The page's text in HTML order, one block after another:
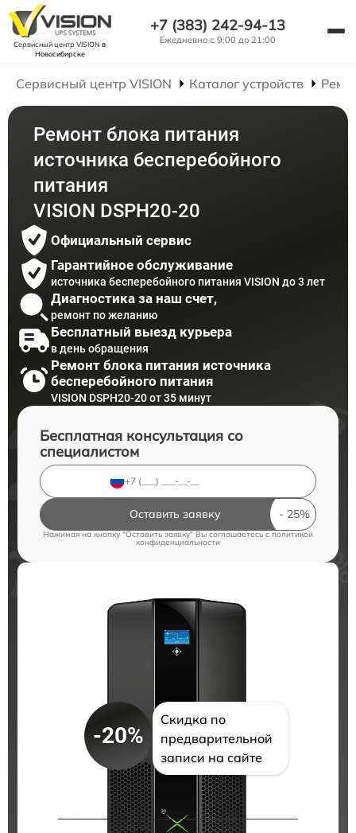
Сервисный центр VISION в
Новосибирске
+7 (383) 242-94-13
Ежедневно с 9:00 до 21:00
Сервисный центр VISION Каталог устройств
Ремонт блока питания
источника бесперебойного
питания
VISION DSPH20-20
Официальный сервис
Гарантийное обслуживание
источника бесперебойного питания VISION до 3 лет
Диагностика за наш счет,
ремонт по желанию
Бесплатный выезд курьера
в день обращения
Ремонт блока питания источника
бесперебойного питания
VISION DSPH20-20 от 35 минут
Бесплатная консультация со
специалистом
Оставить заявку
Нажимая на кнопку "Оставить заявку" Вы соглашаетесь cполитикой
конфиденциальности
-20%
Скидка по
предварительной
записи на сайте